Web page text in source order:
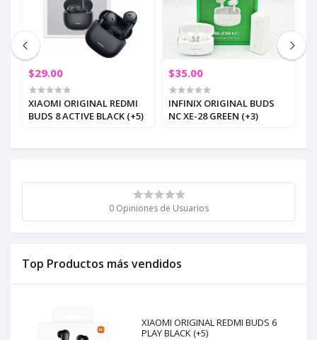
0 Opiniones de Usuarios
Top Productos más vendidos
XIAOMI ORIGINAL REDMI BUDS 6
PLAY BLACK (+5)
$29.00
XIAOMI ORIGINAL REDMI
BUDS 8 ACTIVE BLACK (+5)
$35.00
INFINIX ORIGINAL BUDS
NC XE-28 GREEN (+3)